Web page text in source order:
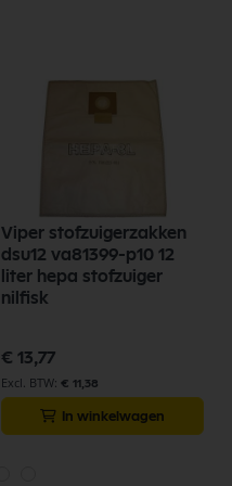
Viper stofzuigerzakken
dsu12 va81399-p10 12
liter hepa stofzuiger
nilfisk
€ 13,77
€ 11,38
In winkelwagen